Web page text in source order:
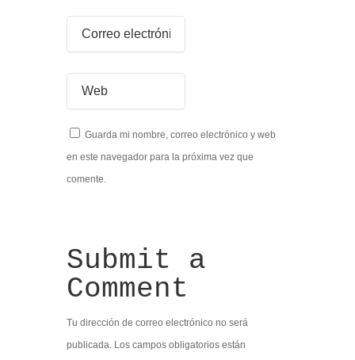
Guarda mi nombre, correo electrónico y web
en este navegador para la próxima vez que
comente.
Submit a
Comment
Tu dirección de correo electrónico no será
publicada. Los campos obligatorios están